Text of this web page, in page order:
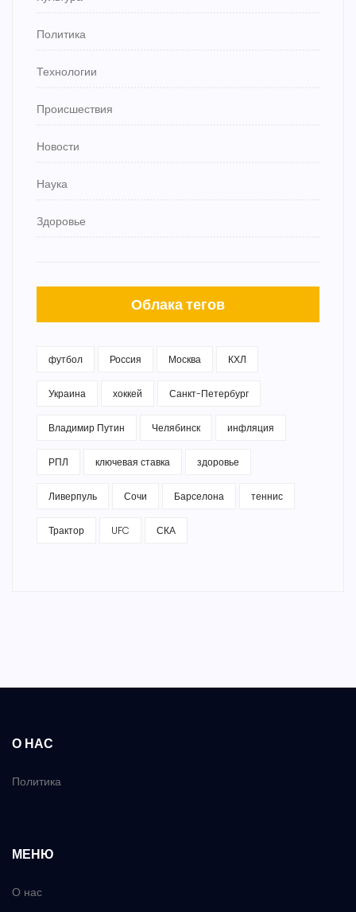
Политика
Технологии
Происшествия
Новости
Наука
Здоровье
Облака тегов
футбол Россия Москва КХЛ
Украина хоккей Санкт-Петербург
Владимир Путин Челябинск инфляция
РПЛ ключевая ставка здоровье
Ливерпуль Сочи Барселона теннис
Трактор UFC СКА
О НАС
Политика
МЕНЮ
О нас